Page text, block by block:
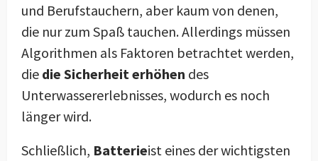
und Berufstauchern, aber kaum von denen,
die nur zum Spaß tauchen. Allerdings müssen
Algorithmen als Faktoren betrachtet werden,
die die Sicherheit erhöhen des
Unterwassererlebnisses, wodurch es noch
länger wird.
Schließlich, Batterieist eines der wichtigsten